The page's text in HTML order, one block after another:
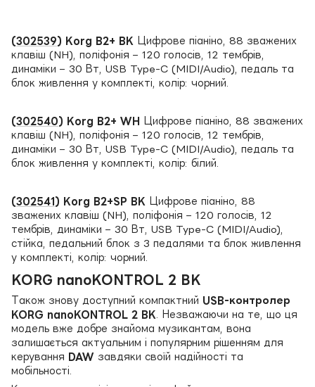
(302539) Korg B2+ BK Цифрове піаніно, 88 зважених
клавіш (NH), поліфонія – 120 голосів, 12 тембрів,
динаміки – 30 Вт, USB Type-C (MIDI/Audio), педаль та
блок живлення у комплекті, колір: чорний.
(302540) Korg B2+ WH
Цифрове піаніно, 88 зважених
клавіш (NH), поліфонія – 120 голосів, 12 тембрів,
динаміки – 30 Вт, USB Type-C (MIDI/Audio), педаль та
блок живлення у комплекті, колір: білий.
(302541 ) Korg B2+SP BK Цифрове піаніно, 88
зважених клавіш (NH), поліфонія – 120 голосів, 12
тембрів, динаміки – 30 Вт, USB Type-C (MIDI/Audio),
стійка, педальний блок з 3 педалями та блок живлення
у комплекті, колір: чорний.
KORG nanoKONTROL 2 BK
Також знову доступний компактний USB-контролер
KORG nanoKONTROL 2 BK . Незважаючи на те, що ця
модель вже добре знайома музикантам, вона
залишається актуальним і популярним рішенням для
керування DAW завдяки своїй надійності та
мобільності.